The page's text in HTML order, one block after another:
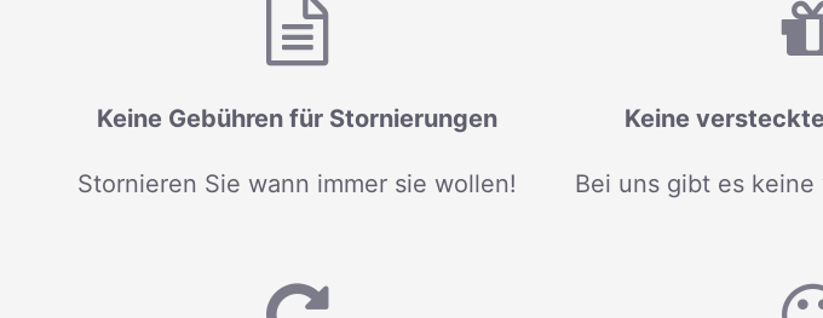
Keine Gebühren für Stornierungen
Stornieren Sie wann immer sie wollen!
Keine
Bei uns gibt es